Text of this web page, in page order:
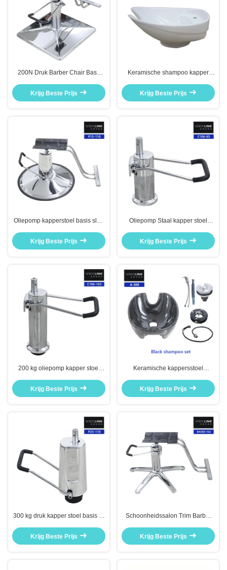
200N Druk Barber Chair Base
vervanging
Krijg Beste Prijs
Keramische shampoo kapper
510x600x230mm
Krijg Beste Prijs
Oliepomp kapperstoel basis slag
schoonheidssalon stoel
Krijg Beste Prijs
Oliepomp Staal kapper stoel
85 mm schoonheidssalon stoel
Krijg Beste Prijs
200 kg oliepomp kapper stoel
hydraulische basis
Krijg Beste Prijs
Keramische kappersstoel
kappersstoel shampoo tray
Krijg Beste Prijs
300 kg druk kapper stoel basis lift
hydraulische pomp
Krijg Beste Prijs
Schoonheidssalon Trim Barber
Chroomgeplatte vijf sterren basis
Krijg Beste Prijs